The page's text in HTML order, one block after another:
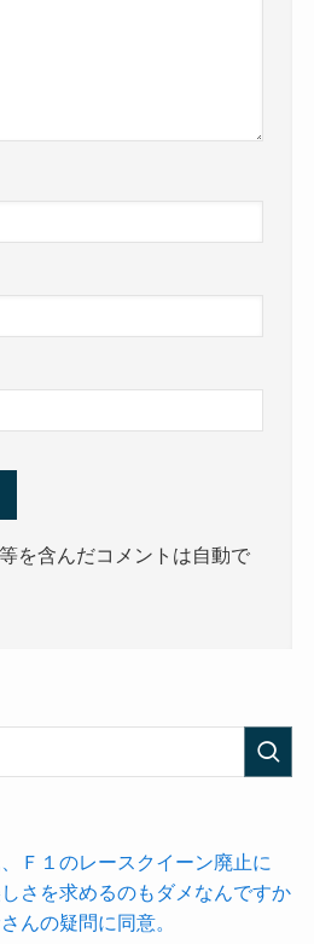
を含んだコメントは自動で
Ｆ１のレースクイーン廃止に
しさを求めるのもダメなんですか
んの疑問に同意。